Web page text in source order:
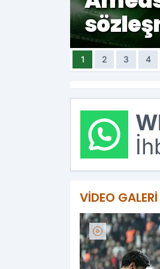
1 2 3 4
VIDEO GALERI